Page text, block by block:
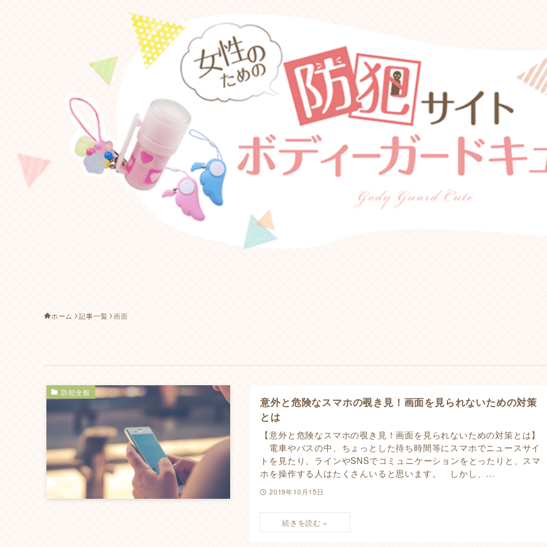
ホーム 記事一覧 画面
防犯全般
意外と危険なスマホの覗き見！画面を見られないための対策
とは
【意外と危険なスマホの覗き見！画面を見られないための対策とは】
電車やバスの中、ちょっとした待ち時間等にスマホでニュースサイ
トを見たり、ラインやSNSでコミュニケーションをとったりと、スマ
ホを操作する人はたくさんいると思います。 しかし、...
2019年10月15日